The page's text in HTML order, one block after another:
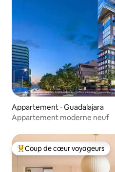
Appartement ⋅ Guadalajara
Appartement moderne neuf
Coups de cœur voyageurs les
Coup de cœur voyageurs